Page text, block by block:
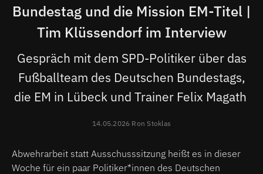
Bundestag und die Mission EM-Titel |
Tim Klüssendorf im Interview
Gespräch mit dem SPD-Politiker über das
Fußballteam des Deutschen Bundestags,
die EM in Lübeck und Trainer Felix Magath
14.05.2026 Ron Stoklas
Abwehrarbeit statt Ausschusssitzung heißt es in dieser
Woche für ein paar Politiker*innen des Deutschen